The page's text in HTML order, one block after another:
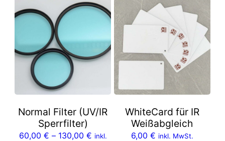
Normal Filter (UV/IR
Sperrfilter)
60,00 € – 130,00 € inkl.
WhiteCard für IR
Weißabgleich
6,00 € inkl. MwSt.